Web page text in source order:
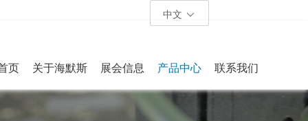
中文
页 关于海默斯 展会信息 产品中心 联系我们